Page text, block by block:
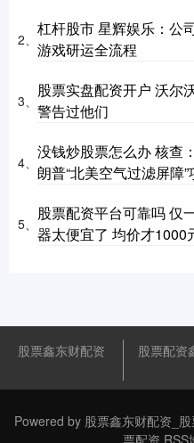
2、
杠杆股市 星辉娱乐：公
游戏研运全流程
3、
股票实盘配资开户 沃尔
警告过他们
4、
没钱炒股票怎么办 核查
朗普“北美空气过滤屏障”
5、
股票配资平台可靠吗 仅
器太便宜了 均价才1000
股票鑫东财配资 股票配资
Powered by 股票鑫东财配资_